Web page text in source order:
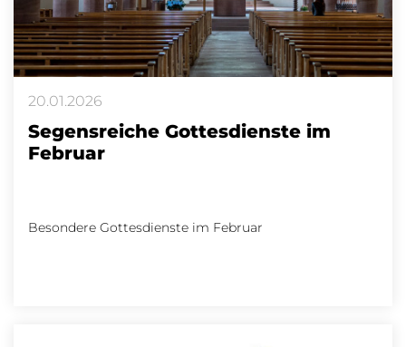
20.01.2026
Segensreiche Gottesdienste im
Februar
Besondere Gottesdienste im Februar